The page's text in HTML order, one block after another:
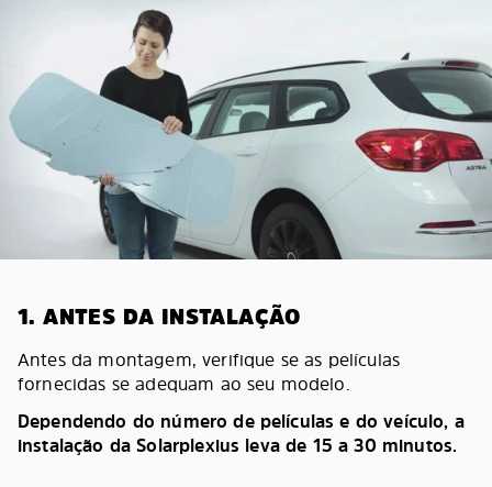
1. ANTES DA INSTALAÇÃO
Antes da montagem, verifique se as películas
fornecidas se adequam ao seu modelo.
Dependendo do número de películas e do veículo, a
instalação da Solarplexius leva de 15 a 30 minutos.